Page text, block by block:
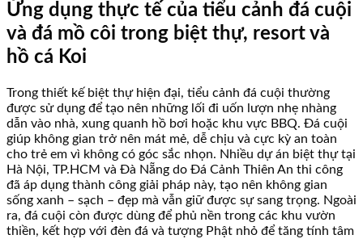
Ứng dụng thực tế của tiểu cảnh đá cuội
và đá mồ côi trong biệt thự, resort và
hồ cá Koi
Trong thiết kế biệt thự hiện đại, tiểu cảnh đá cuội thường
được sử dụng để tạo nên những lối đi uốn lượn nhẹ nhàng
dẫn vào nhà, xung quanh hồ bơi hoặc khu vực BBQ. Đá cuội
giúp không gian trở nên mát mẻ, dễ chịu và cực kỳ an toàn
cho trẻ em vì không có góc sắc nhọn. Nhiều dự án biệt thự tại
Hà Nội, TP.HCM và Đà Nẵng do Đá Cảnh Thiên An thi công
đã áp dụng thành công giải pháp này, tạo nên không gian
sống xanh – sạch – đẹp mà vẫn giữ được sự sang trọng. Ngoài
ra, đá cuội còn được dùng để phủ nền trong các khu vườn
thiền, kết hợp với đèn đá và tượng Phật nhỏ để tăng tính tâm